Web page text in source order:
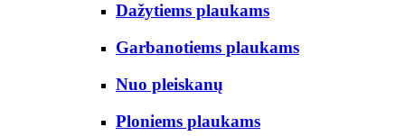
Dažytiems plaukams
Garbanotiems plaukams
Nuo pleiskanų
Ploniems plaukams